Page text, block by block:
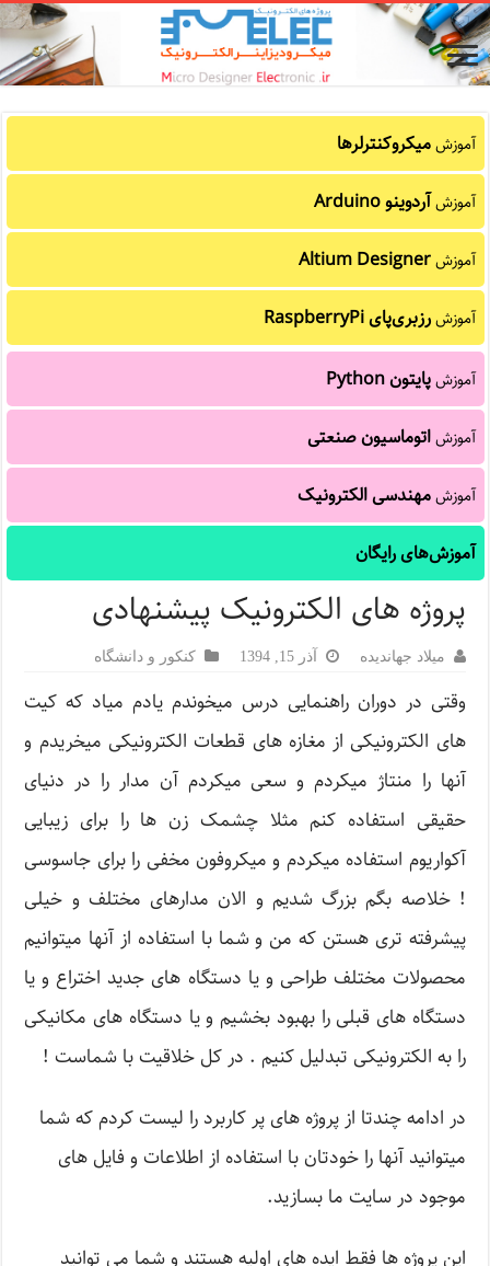
آموزشمیکروکنترلرها
آموزشآردوینو Arduino
آموزشAltium Designer
آموزشرزبری‌پای RaspberryPi
آموزشپایتون Python
آموزشاتوماسیون صنعتی
آموزشمهندسی الکترونیک
آموزش‌های رایگان
پروژه های الکترونیک پیشنهادی
میلاد جهاندیده آذر 15, 1394 کنکور و دانشگاه
وقتی در دوران راهنمایی درس میخوندم یادم میاد که کیت
های الکترونیکی از مغازه های قطعات الکترونیکی میخریدم و
آنها را منتاژ میکردم و سعی میکردم آن مدار را در دنیای
حقیقی استفاده کنم مثلا چشمک زن ها را برای زیبایی
آکواریوم استفاده میکردم و میکروفون مخفی را برای جاسوسی
! خلاصه بگم بزرگ شدیم و الان مدارهای مختلف و خیلی
پیشرفته تری هستن که من و شما با استفاده از آنها میتوانیم
محصولات مختلف طراحی و یا دستگاه های جدید اختراع و یا
دستگاه های قبلی را بهبود بخشیم و یا دستگاه های مکانیکی
را به الکترونیکی تبدلیل کنیم . در کل خلاقیت با شماست !
در ادامه چندتا از پروژه های پر کاربرد را لیست کردم که شما
میتوانید آنها را خودتان با استفاده از اطلاعات و فایل های
موجود در سایت ما بسازید.
این پروژه ها فقط ایده های اولیه هستند و شما می توانید